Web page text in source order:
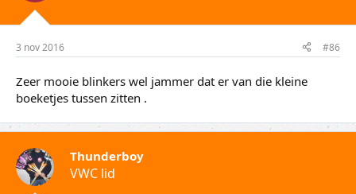
3 nov 2016 #86
Zeer mooie blinkers wel jammer dat er van die kleine
boeketjes tussen zitten .
Thunderboy
VWC lid